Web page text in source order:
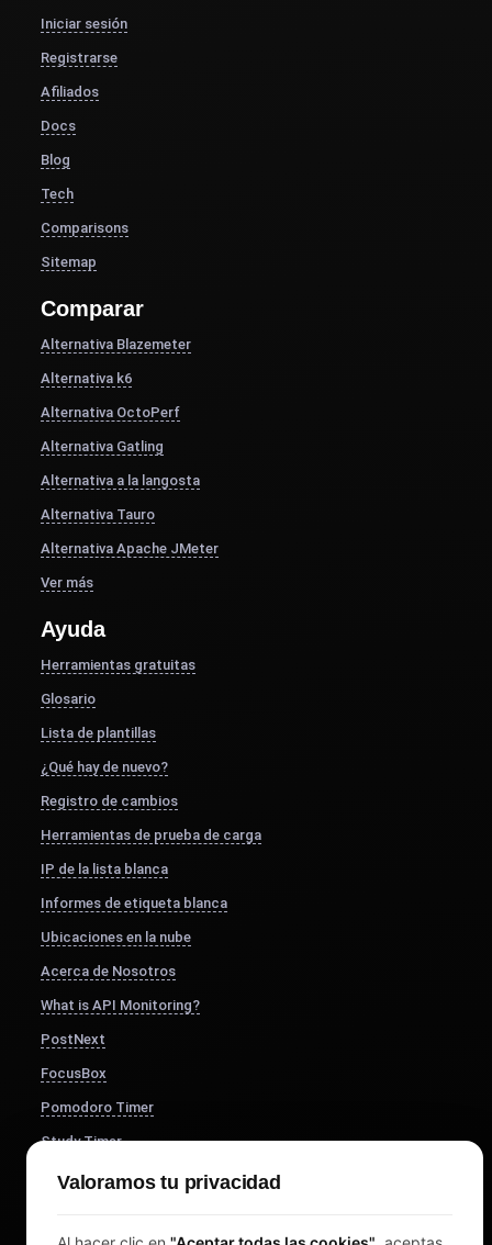
Iniciar sesión
Registrarse
Afiliados
Docs
Blog
Tech
Comparisons
Sitemap
Comparar
Alternativa Blazemeter
Alternativa k6
Alternativa OctoPerf
Alternativa Gatling
Alternativa a la langosta
Alternativa Tauro
Alternativa Apache JMeter
Ver más
Ayuda
Herramientas gratuitas
Glosario
Lista de plantillas
¿Qué hay de nuevo?
Registro de cambios
Herramientas de prueba de carga
IP de la lista blanca
Informes de etiqueta blanca
Ubicaciones en la nube
Acerca de Nosotros
What is API Monitoring?
PostNext
FocusBox
Pomodoro Timer
Study Timer
DesignerBox
Valoramos tu privacidad